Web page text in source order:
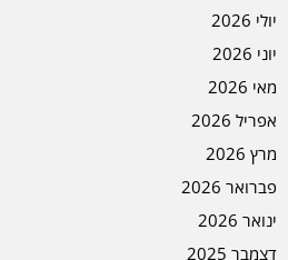
יולי 2026
יוני 2026
מאי 2026
אפריל 2026
מרץ 2026
פברואר 2026
ינואר 2026
דצמבר 2025